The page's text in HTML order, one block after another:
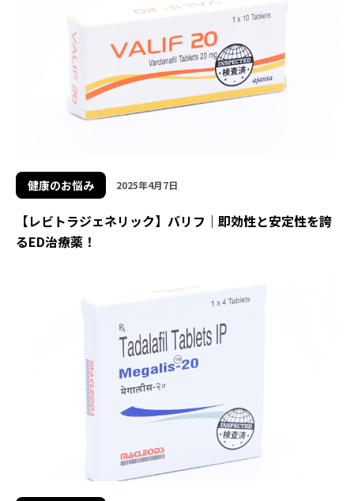
健康のお悩み 2025年4月7日
【レビトラジェネリック】バリフ｜即効性と安定性を誇
るED治療薬！